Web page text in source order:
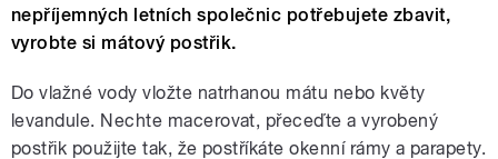
nepříjemných letních společnic potřebujete zbavit,
vyrobte si mátový postřik.
Do vlažné vody vložte natrhanou mátu nebo květy
levandule. Nechte macerovat, přeceďte a vyrobený
postřik použijte tak, že postříkáte okenní rámy a parapety.